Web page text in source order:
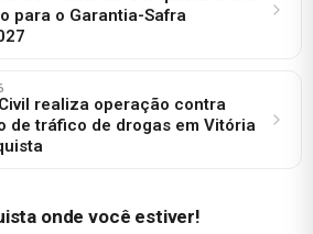
para o Garantia-Safra
realiza operação contra
de tráfico de drogas em Vitória
onde você estiver!